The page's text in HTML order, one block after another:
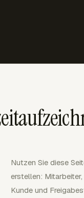
Nutzen Sie diese
erstellen:
Kunde und